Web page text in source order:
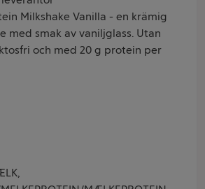
Milkshake Vanilla - en krämig
med smak av vaniljglass. Utan
och med 20 g protein per